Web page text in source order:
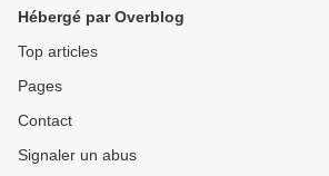
Hébergé par Overblog
Top articles
Pages
Contact
Signaler un abus